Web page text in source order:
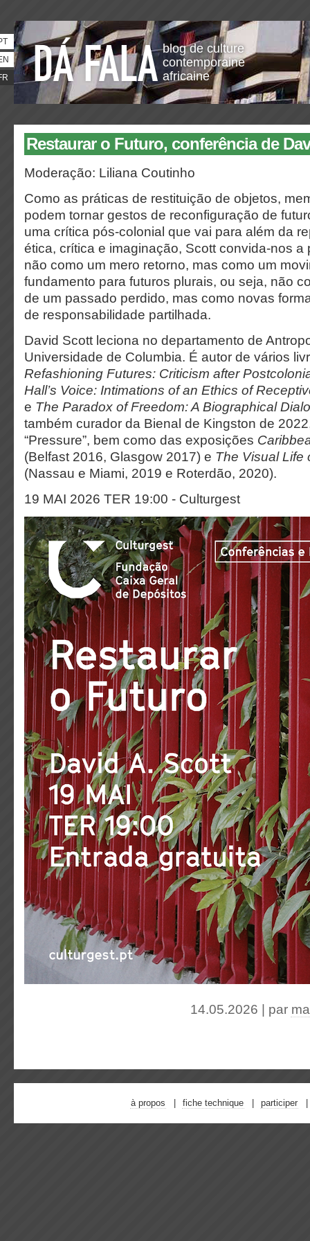
blog de culture
contemporaine
africaine
Restaurar o Futuro, conferência de
Moderação: Liliana Coutinho
Como as práticas de restituição de objetos,
podem tornar gestos de reconfiguração de
uma crítica pós-colonial que vai para além da
ética, crítica e imaginação, Scott convida-nos a
não como um mero retorno, mas como um
fundamento para futuros plurais, ou seja, não
de um passado perdido, mas como novas
de responsabilidade partilhada.
David Scott leciona no departamento de
Universidade de Columbia. É autor de vários
Refashioning Futures: Criticism after
Hall’s Voice: Intimations of an Ethics of
e The Paradox of Freedom: A Biographical
também curador da Bienal de Kingston de
“Pressure”, bem como das exposições
(Belfast 2016, Glasgow 2017) e The Visual Life
(Nassau e Miami, 2019 e Roterdão, 2020).
19 MAI 2026 TER 19:00 - Culturgest
14.05.2026 | par
à propos fiche technique participer